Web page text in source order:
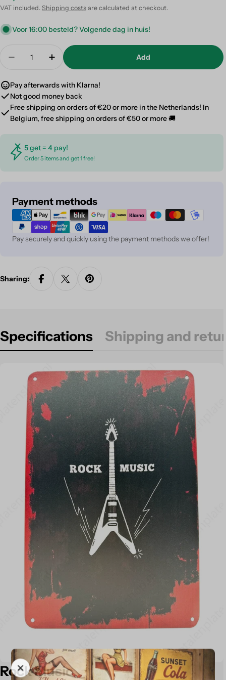
price
price
VAT included. Shipping costs are calculated at checkout.
Voor 16:00 besteld? Volgende dag in huis!
Decrease quantity for Rock Music
Increase quantity for Rock Music
Add
Pay afterwards with Klarna!
Not good money back
Free shipping on orders of €20 or more in the Netherlands! In
Belgium, free shipping on orders of €50 or more 🚚
5 get = 4 pay!
Order 5 items and get 1 free!
Payment methods
Payment
methods
Pay securely and quickly using the payment methods we offer!
Sharing:
Specifications Shipping and
Rock Music